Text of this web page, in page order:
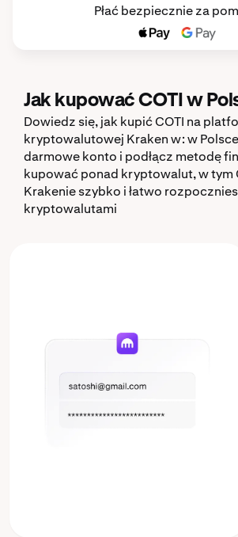
Płać bezpiecznie za
Jak kupować COTI w
Dowiedz się, jak kupić COTI na
kryptowalutowej Kraken w: w
darmowe konto i podłącz metodę
kupować ponad kryptowalut, w tym
Krakenie szybko i łatwo
kryptowalutami